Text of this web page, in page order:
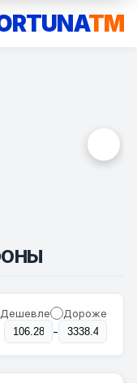
TM
Дешевле Дороже
-